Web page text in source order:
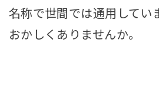
名称で世間では通用してい
おかしくありませんか。